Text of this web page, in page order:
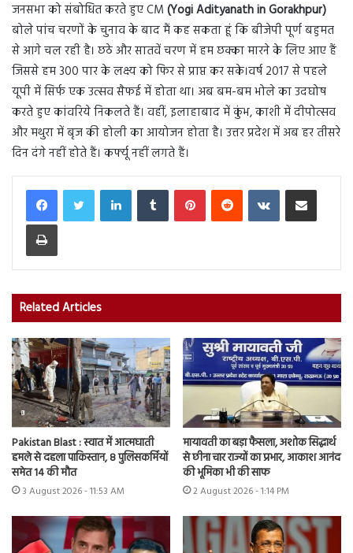
जनसभा को संबोधित करते हुए CM (Yogi Adityanath in Gorakhpur)
बोले पांच चरणों के चुनाव के बाद मैं कह सकता हूं कि बीजेपी पूर्ण बहुमत
से आगे चल रही है। छठे और सातवें चरण में हम छक्का मारने के लिए आए हैं
जिससे हम 300 पार के लक्ष्य को फिर से प्राप्त कर सके।वर्ष 2017 से पहले
यूपी में सिर्फ एक उत्सव सैफई में होता था। अब बम-बम भोले का उदघोष
करते हुए कांवरिये निकलते हैं। वहीं, इलाहाबाद में कुंभ, काशी में दीपोत्सव
और मथुरा में बृज की होली का आयोजन होता है। उत्तर प्रदेश में अब हर तीसरे
दिन दंगे नहीं होते हैं। कर्फ्यू नहीं लगते हैं।
LinkedInTumblr PinterestReddit VKontakteShare via Email
Print
Related Articles
Pakistan Blast : स्वात में आत्मघाती
हमले से दहला पाकिस्तान, 8 पुलिसकर्मियों
समेत 14 की मौत
3 August 2026 - 11:53 AM
मायावती का बड़ा फैसला, अशोक सिद्धार्थ
से छीना चार राज्यों का प्रभार, आकाश आनंद
की भूमिका भी की साफ
2 August 2026 - 1:14 PM